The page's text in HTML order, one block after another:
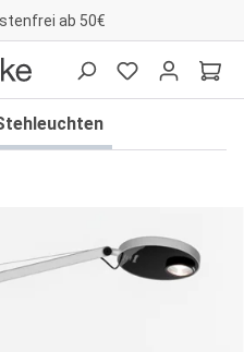
ab 50€